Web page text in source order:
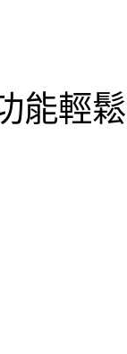
能輕